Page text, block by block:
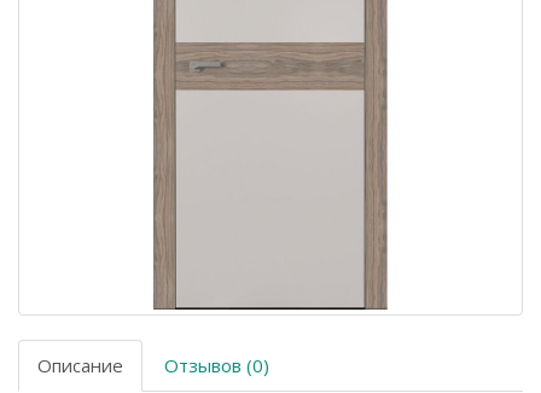
Описание Отзывов (0)